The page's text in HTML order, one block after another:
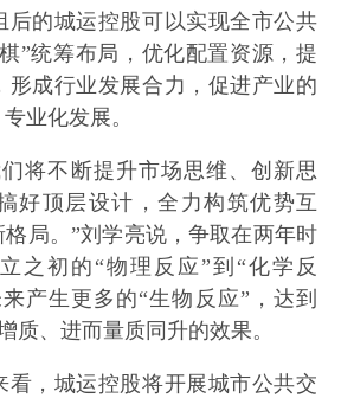
后的城运控股可以实现全市公共
”统筹布局，优化配置资源，提
形成行业发展合力，促进产业的
业化发展。
将不断提升市场思维、创新思
好顶层设计，全力构筑优势互
局。”刘学亮说，争取在两年时
之初的“物理反应”到“化学反
产生更多的“生物反应”，达到
质、进而量质同升的效果。
看，城运控股将开展城市公共交